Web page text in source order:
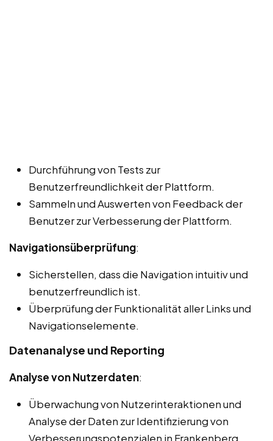
Durchführung von Tests zur
Benutzerfreundlichkeit der Plattform.
Sammeln und Auswerten von Feedback der
Benutzer zur Verbesserung der Plattform.
Navigationsüberprüfung:
Sicherstellen, dass die Navigation intuitiv und
benutzerfreundlich ist.
Überprüfung der Funktionalität aller Links und
Navigationselemente.
Datenanalyse und Reporting
Analyse von Nutzerdaten:
Überwachung von Nutzerinteraktionen und
Analyse der Daten zur Identifizierung von
Verbesserungspotenzialen in Frankenberg